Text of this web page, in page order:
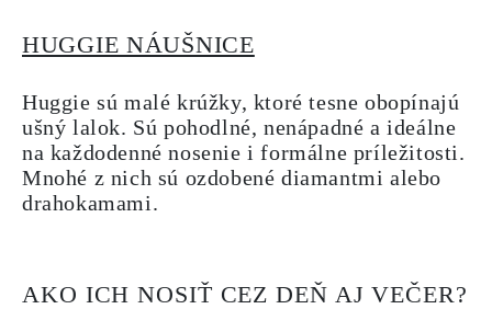
HUGGIE NÁUŠNICE
Huggie sú malé krúžky, ktoré tesne obopínajú
ušný lalok. Sú pohodlné, nenápadné a ideálne
na každodenné nosenie i formálne príležitosti.
Mnohé z nich sú ozdobené diamantmi alebo
drahokamami.
AKO ICH NOSIŤ CEZ DEŇ AJ VEČER?